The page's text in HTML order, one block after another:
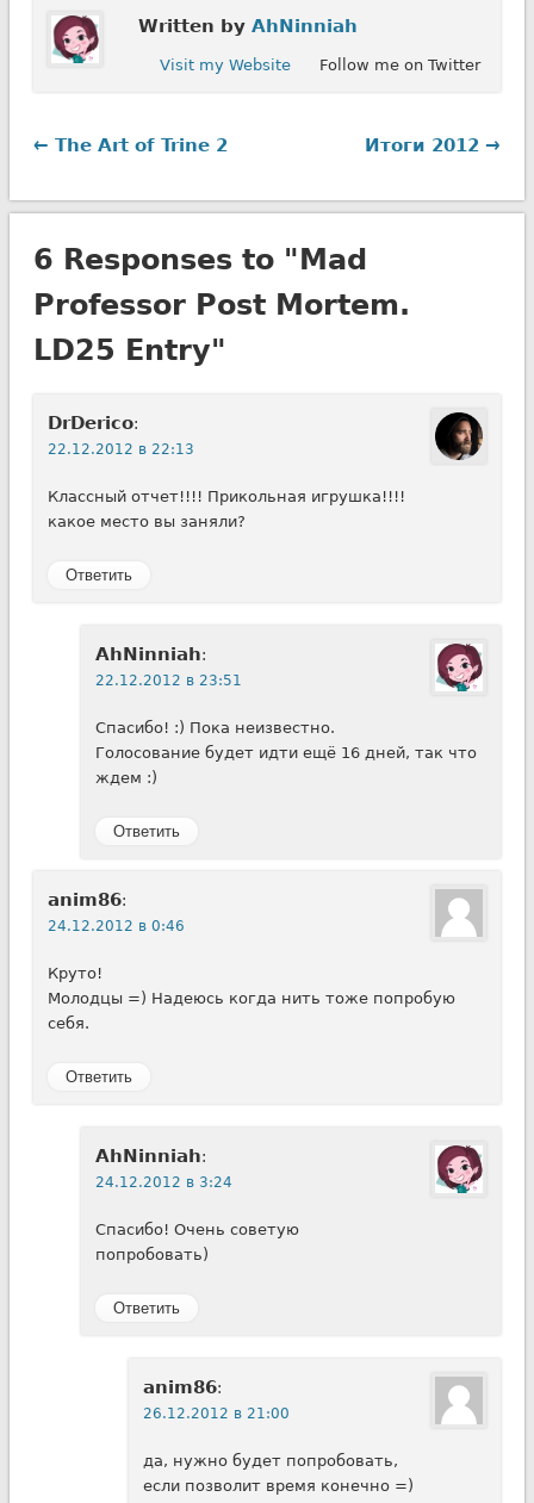
Written by AhNinniah
Visit my Website Follow me on Twitter
← The Art of Trine 2 Итоги 2012 →
6 Responses to "Mad
Professor Post Mortem.
LD25 Entry"
DrDerico:
22.12.2012 в 22:13
Классный отчет!!!! Прикольная игрушка!!!!
какое место вы заняли?
Ответить
AhNinniah:
22.12.2012 в 23:51
Спасибо! :) Пока неизвестно.
Голосование будет идти ещё 16 дней, так что
ждем :)
Ответить
anim86:
24.12.2012 в 0:46
Круто!
Молодцы =) Надеюсь когда нить тоже попробую
себя.
Ответить
AhNinniah:
24.12.2012 в 3:24
Спасибо! Очень советую
попробовать)
Ответить
anim86:
26.12.2012 в 21:00
да, нужно будет попробовать,
если позволит время конечно =)